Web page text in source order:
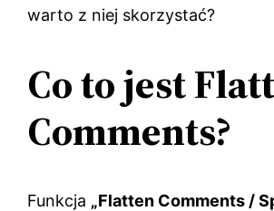
warto z niej skorzystać?
Co to jest
Comments?
Funkcja „Flatten Comments /